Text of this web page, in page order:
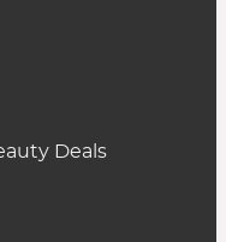
den
halten, bis das
hier
für
Deals